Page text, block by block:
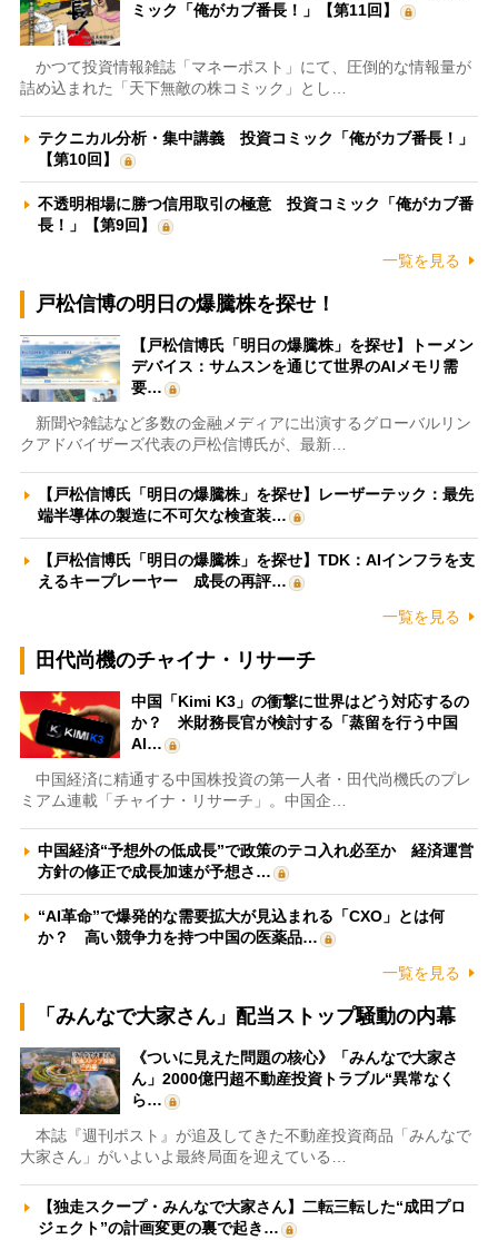
ミック「俺がカブ番長！」【第11回】
かつて投資情報雑誌「マネーポスト」にて、圧倒的な情報量が
詰め込まれた「天下無敵の株コミック」とし…
テクニカル分析・集中講義 投資コミック「俺がカブ番長！」
【第10回】
不透明相場に勝つ信用取引の極意 投資コミック「俺がカブ番
長！」【第9回】
一覧を見る
戸松信博の明日の爆騰株を探せ！
【戸松信博氏「明日の爆騰株」を探せ】トーメン
デバイス：サムスンを通じて世界のAIメモリ需
要…
新聞や雑誌など多数の金融メディアに出演するグローバルリン
クアドバイザーズ代表の戸松信博氏が、最新…
【戸松信博氏「明日の爆騰株」を探せ】レーザーテック：最先
端半導体の製造に不可欠な検査装…
【戸松信博氏「明日の爆騰株」を探せ】TDK：AIインフラを支
えるキープレーヤー 成長の再評…
一覧を見る
田代尚機のチャイナ・リサーチ
中国「Kimi K3」の衝撃に世界はどう対応するの
か？ 米財務長官が検討する「蒸留を行う中国
AI…
中国経済に精通する中国株投資の第一人者・田代尚機氏のプレ
ミアム連載「チャイナ・リサーチ」。中国企…
中国経済“予想外の低成長”で政策のテコ入れ必至か 経済運営
方針の修正で成長加速が予想さ…
“AI革命”で爆発的な需要拡大が見込まれる「CXO」とは何
か？ 高い競争力を持つ中国の医薬品…
一覧を見る
「みんなで大家さん」配当ストップ騒動の内幕
《ついに見えた問題の核心》「みんなで大家さ
ん」2000億円超不動産投資トラブル“異常なく
ら…
本誌『週刊ポスト』が追及してきた不動産投資商品「みんなで
大家さん」がいよいよ最終局面を迎えている…
【独走スクープ・みんなで大家さん】二転三転した“成田プロ
ジェクト”の計画変更の裏で起き…